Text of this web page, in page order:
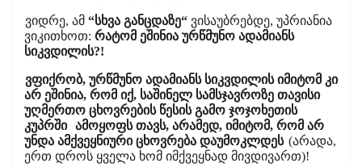
ვიდრე, ამ “სხვა განცდაზე“ ვისაუბრებდე, უპრიანია
ვიკითხოთ: რატომ ეშინია ურწმუნო ადამიანს
სიკვდილის?!
ვფიქრობ, ურწმუნო ადამიანს სიკვდილის იმიტომ კი
არ ეშინია, რომ იქ, საშინელ სამსჯავროზე თავისი
უღმერთო ცხოვრების წესის გამო ჯოჯოხეთის
კუპრში ამოყოფს თავს, არამედ, იმიტომ, რომ არ
უნდა ამქვეყნიური ცხოვრება დაუმოკლდეს (არადა,
ერთ დროს ყველა ხომ იმქვეყნად მივდივართ)!